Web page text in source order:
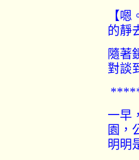
【
的靜
隨著
對談
一早
園，
明明